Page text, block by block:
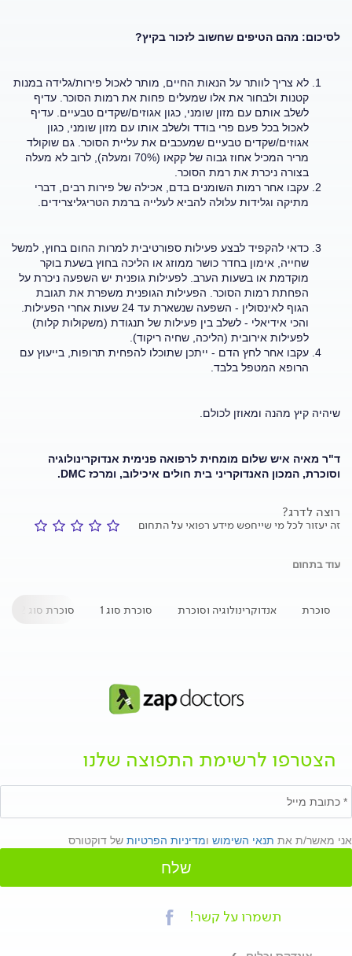
לסיכום: מהם הטיפים שחשוב לזכור בקיץ?
לא צריך לוותר על הנאות החיים, מותר לאכול פירות/גלידה במנות
קטנות ולבחור את אלו שמעלים פחות את רמות הסוכר. עדיף
לשלב אותם עם מזון שומני, כגון אגוזים/שקדים טבעיים. עדיף
לאכול בכל פעם פרי בודד ולשלב אותו עם מזון שומני, כגון
אגוזים/שקדים טבעיים שמעכבים את עליית הסוכר. גם שוקולד
מריר המכיל אחוז גבוה של קקאו (70% ומעלה), לרוב לא מעלה
בצורה ניכרת את רמת הסוכר.
עקבו אחר רמות השומנים בדם, אכילה של פירות רבים, דברי
מתיקה וגלידות עלולה להביא לעלייה ברמת הטריגליצרידים.
כדאי להקפיד לבצע פעילות ספורטיבית למרות החום בחוץ, למשל
שחייה, אימון בחדר כושר ממוזג או הליכה בחוץ בשעת בוקר
מוקדמת או בשעות הערב. לפעילות גופנית יש השפעה ניכרת על
הפחתת רמות הסוכר. הפעילות הגופנית משפרת את תגובת
הגוף לאינסולין - השפעה שנשארת עד 24 שעות אחרי הפעילות.
והכי אידיאלי - לשלב בין פעילות של תנגודת (משקולות קלות)
לפעילות אירובית (הליכה, שחיה ריקוד).
עקבו אחר לחץ הדם - ייתכן שתוכלו להפחית תרופות, בייעוץ עם
הרופא המטפל בלבד.
שיהיה קיץ מהנה ומאוזן לכולם.
ד"ר מאיה איש שלום מומחית לרפואה פנימית אנדוקרינולוגיה
וסוכרת, המכון האנדוקריני בית חולים איכילוב, ומרכז DMC
.
רוצה לדרג?
זה יעזור לכל מי שייחפש מידע רפואי על התחום
עוד בתחום
סוכרת אנדוקרינולוגיה וסוכרת סוכרת סוג 1 סוכרת סוג 2
הצטרפו לרשימת התפוצה שלנו
אני מאשר/ת את תנאי השימוש ומדיניות הפרטיות של דוקטורס
שלח
תשמרו על קשר!